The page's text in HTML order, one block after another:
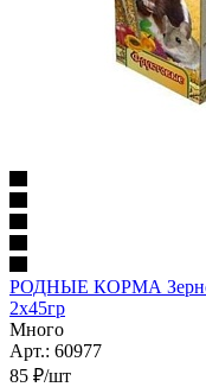
РОДНЫЕ КОРМА
2х45гр
Много
Арт.: 60977
85 ₽/шт